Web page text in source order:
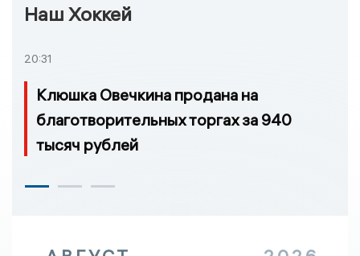
Наш Хоккей
20:31
Клюшка Овечкина продана на
благотворительных торгах за 940
тысяч рублей